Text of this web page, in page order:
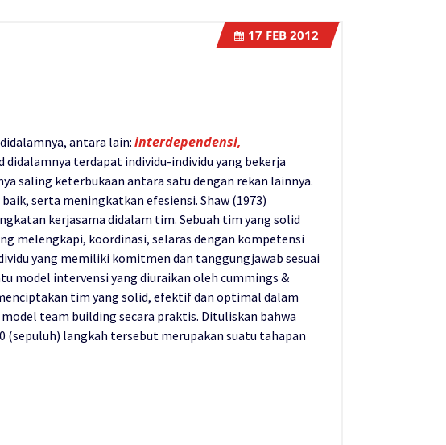
17 FEB 2012
antara lain: interdependensi,
didalamnya terdapat individu-individu yang bekerja
saling keterbukaan antara satu dengan rekan lainnya.
serta meningkatkan efesiensi. Shaw (1973)
kerjasama didalam tim. Sebuah tim yang solid
melengkapi, koordinasi, selaras dengan kompetensi
yang memiliki komitmen dan tanggungjawab sesuai
model intervensi yang diuraikan oleh cummings &
tim yang solid, efektif dan optimal dalam
team building secara praktis. Dituliskan bahwa
(sepuluh) langkah tersebut merupakan suatu tahapan